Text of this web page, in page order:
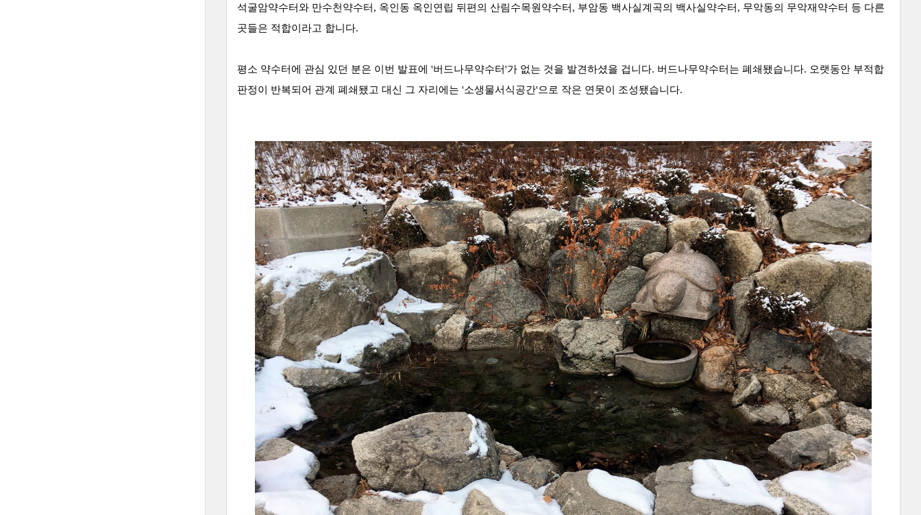
석굴암약수터와 만수천약수터, 옥인동 옥인연립 뒤편의 산림수목원약수터, 부암동 백사실계곡의 백사실약수터, 무악동의 무악재약수터 등 다른
곳들은 적합이라고 합니다.
평소 약수터에 관심 있던 분은 이번 발표에 '버드나무약수터'가 없는 것을 발견하셨을 겁니다. 버드나무약수터는 폐쇄됐습니다. 오랫동안 부적합
판정이 반복되어 관계 폐쇄됐고 대신 그 자리에는 '소생물서식공간'으로 작은 연못이 조성됐습니다.